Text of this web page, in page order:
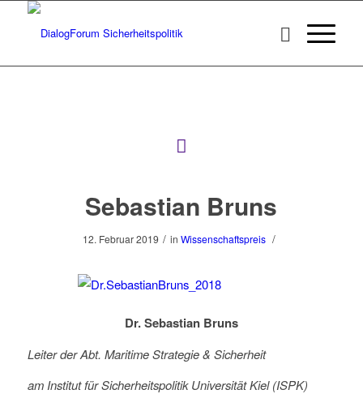
Sebastian Bruns
12. Februar 2019 / inWissenschaftspreis /
Dr. Sebastian Bruns
Leiter der Abt. Maritime Strategie & Sicherheit
am Institut für Sicherheitspolitik Universität Kiel (ISPK)